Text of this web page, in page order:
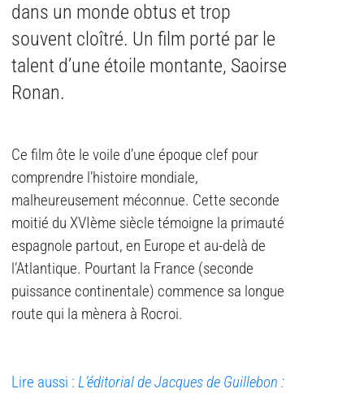
dans un monde obtus et trop
souvent cloîtré. Un film porté par le
talent d’une étoile montante, Saoirse
Ronan.
Ce film ôte le voile d’une époque clef pour
comprendre l’histoire mondiale,
malheureusement méconnue. Cette seconde
moitié du XVIème siècle témoigne la primauté
espagnole partout, en Europe et au-delà de
l’Atlantique. Pourtant la France (seconde
puissance continentale) commence sa longue
route qui la mènera à Rocroi.
Lire aussi : L’éditorial de Jacques de Guillebon :